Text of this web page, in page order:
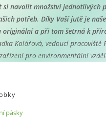
si navolit množství jednotlivých
potřeb. Díky Vaší jutě je
originální a při tom šetrná k
Kolářová, vedoucí pracoviště
pro environmentální
pásky